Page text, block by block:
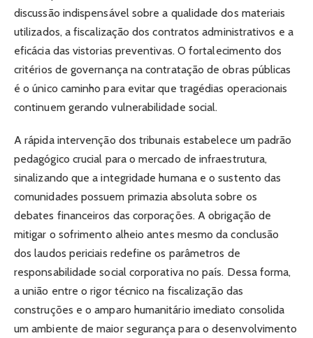
discussão indispensável sobre a qualidade dos materiais
utilizados, a fiscalização dos contratos administrativos e a
eficácia das vistorias preventivas. O fortalecimento dos
critérios de governança na contratação de obras públicas
é o único caminho para evitar que tragédias operacionais
continuem gerando vulnerabilidade social.
A rápida intervenção dos tribunais estabelece um padrão
pedagógico crucial para o mercado de infraestrutura,
sinalizando que a integridade humana e o sustento das
comunidades possuem primazia absoluta sobre os
debates financeiros das corporações. A obrigação de
mitigar o sofrimento alheio antes mesmo da conclusão
dos laudos periciais redefine os parâmetros de
responsabilidade social corporativa no país. Dessa forma,
a união entre o rigor técnico na fiscalização das
construções e o amparo humanitário imediato consolida
um ambiente de maior segurança para o desenvolvimento